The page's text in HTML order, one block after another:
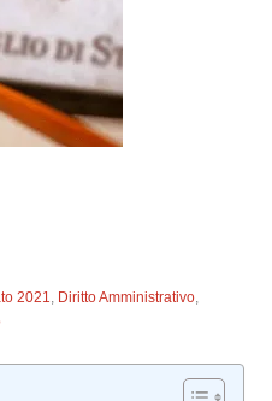
2021, Diritto Amministrativo,